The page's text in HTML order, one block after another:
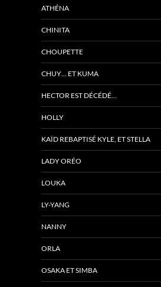
ATHÉNA
CHINITA
CHOUPETTE
CHUY… ET KUMA
HECTOR EST DÉCÉDÉ…
HOLLY
KAÏD REBAPTISÉ KYLE, ET STELLA
LADY ORÉO
LOUKA
LY-YANG
NANNY
ORLA
OSAKA ET SIMBA